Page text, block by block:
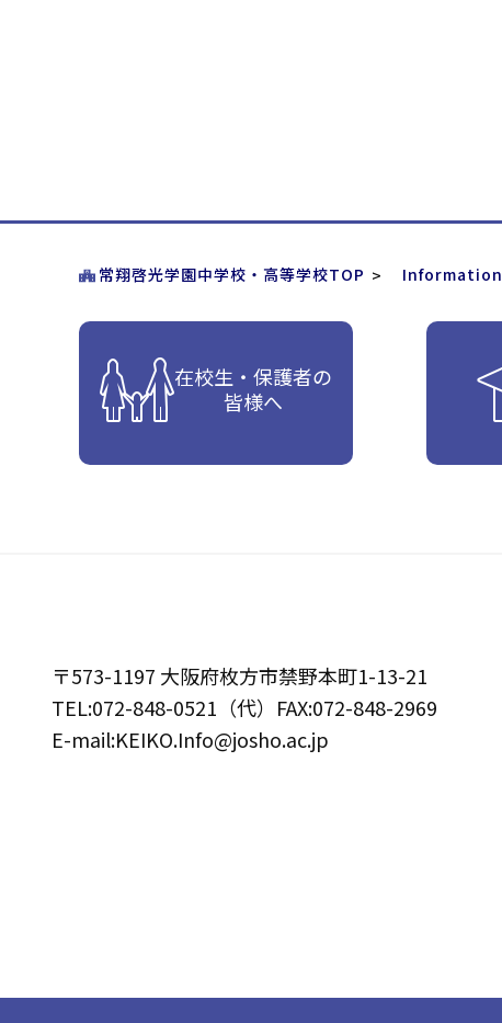
常翔啓光学園中学校・高等学校TOP Information
在校生・保護者の
皆様へ
〒573-1197 大阪府枚方市禁野本町1-13-21
TEL:072-848-0521（代）FAX:072-848-2969
E-mail:KEIKO.Info@josho.ac.jp